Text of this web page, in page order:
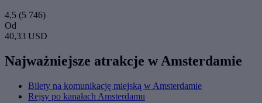
4,5 (5 746)
Od
40,33 USD
Najważniejsze atrakcje w Amsterdamie
Bilety na komunikację miejską w Amsterdamie
Rejsy po kanałach Amsterdamu